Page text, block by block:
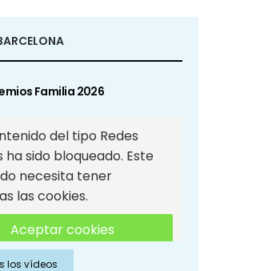
Familia 2026
del tipo Redes
ha sido bloqueado. Este
necesita tener
las cookies.
Aceptar cookies
los vídeos